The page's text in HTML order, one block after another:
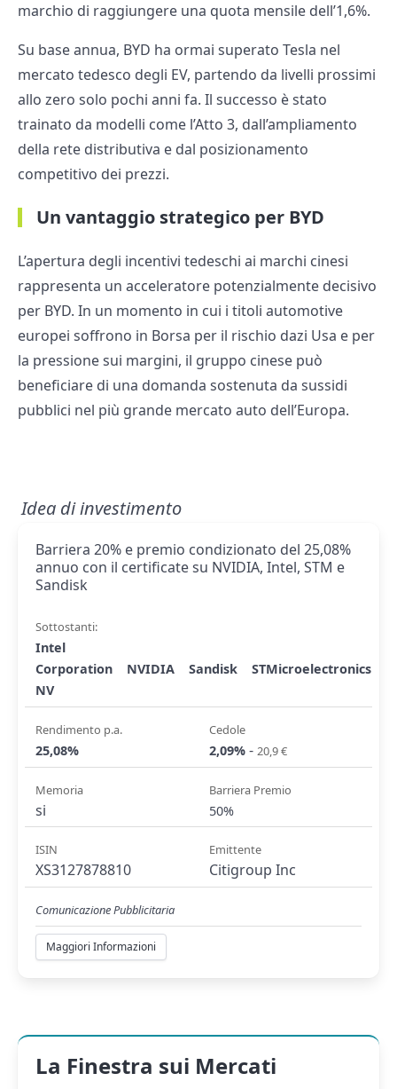
marchio di raggiungere una quota mensile dell’1,6%.
Su base annua, BYD ha ormai superato Tesla nel
mercato tedesco degli EV, partendo da livelli prossimi
allo zero solo pochi anni fa. Il successo è stato
trainato da modelli come l’Atto 3, dall’ampliamento
della rete distributiva e dal posizionamento
competitivo dei prezzi.
Un vantaggio strategico per BYD
L’apertura degli incentivi tedeschi ai marchi cinesi
rappresenta un acceleratore potenzialmente decisivo
per BYD. In un momento in cui i titoli automotive
europei soffrono in Borsa per il rischio dazi Usa e per
la pressione sui margini, il gruppo cinese può
beneficiare di una domanda sostenuta da sussidi
pubblici nel più grande mercato auto dell’Europa.
Idea di investimento
Barriera 20% e premio condizionato del 25,08%
annuo con il certificate su NVIDIA, Intel, STM e
Sandisk
Sottostanti:
Intel
Corporation
NVIDIA Sandisk
STMicroelectronics
NV
Rendimento p.a.
25,08%
Cedole
2,09% - 20,9 €
Memoria
si
Barriera Premio
50%
ISIN
XS3127878810
Emittente
Citigroup Inc
Comunicazione Pubblicitaria
Maggiori Informazioni
La Finestra sui Mercati